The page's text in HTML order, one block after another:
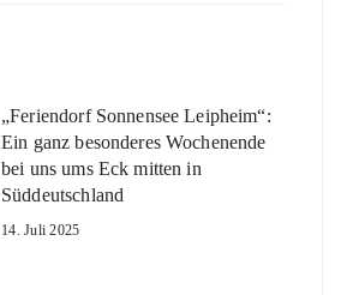
„Feriendorf Sonnensee Leipheim“:
Ein ganz besonderes Wochenende
bei uns ums Eck mitten in
Süddeutschland
14. Juli 2025